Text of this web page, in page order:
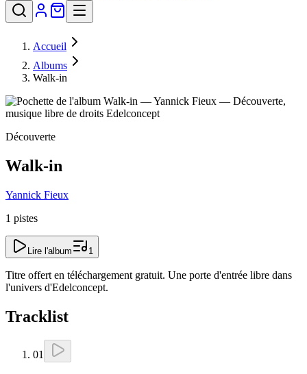
Accueil
Albums
Walk-in
Découverte
Walk-in
Yannick Fieux
1 pistes
Lire l'album 1
Titre offert en téléchargement gratuit. Une porte d'entrée libre dans
l'univers d'Edelconcept.
Tracklist
01